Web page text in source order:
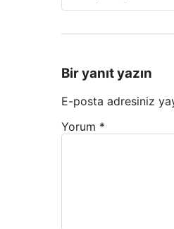
Bir yanıt yazın
E-posta adresiniz
Yorum *